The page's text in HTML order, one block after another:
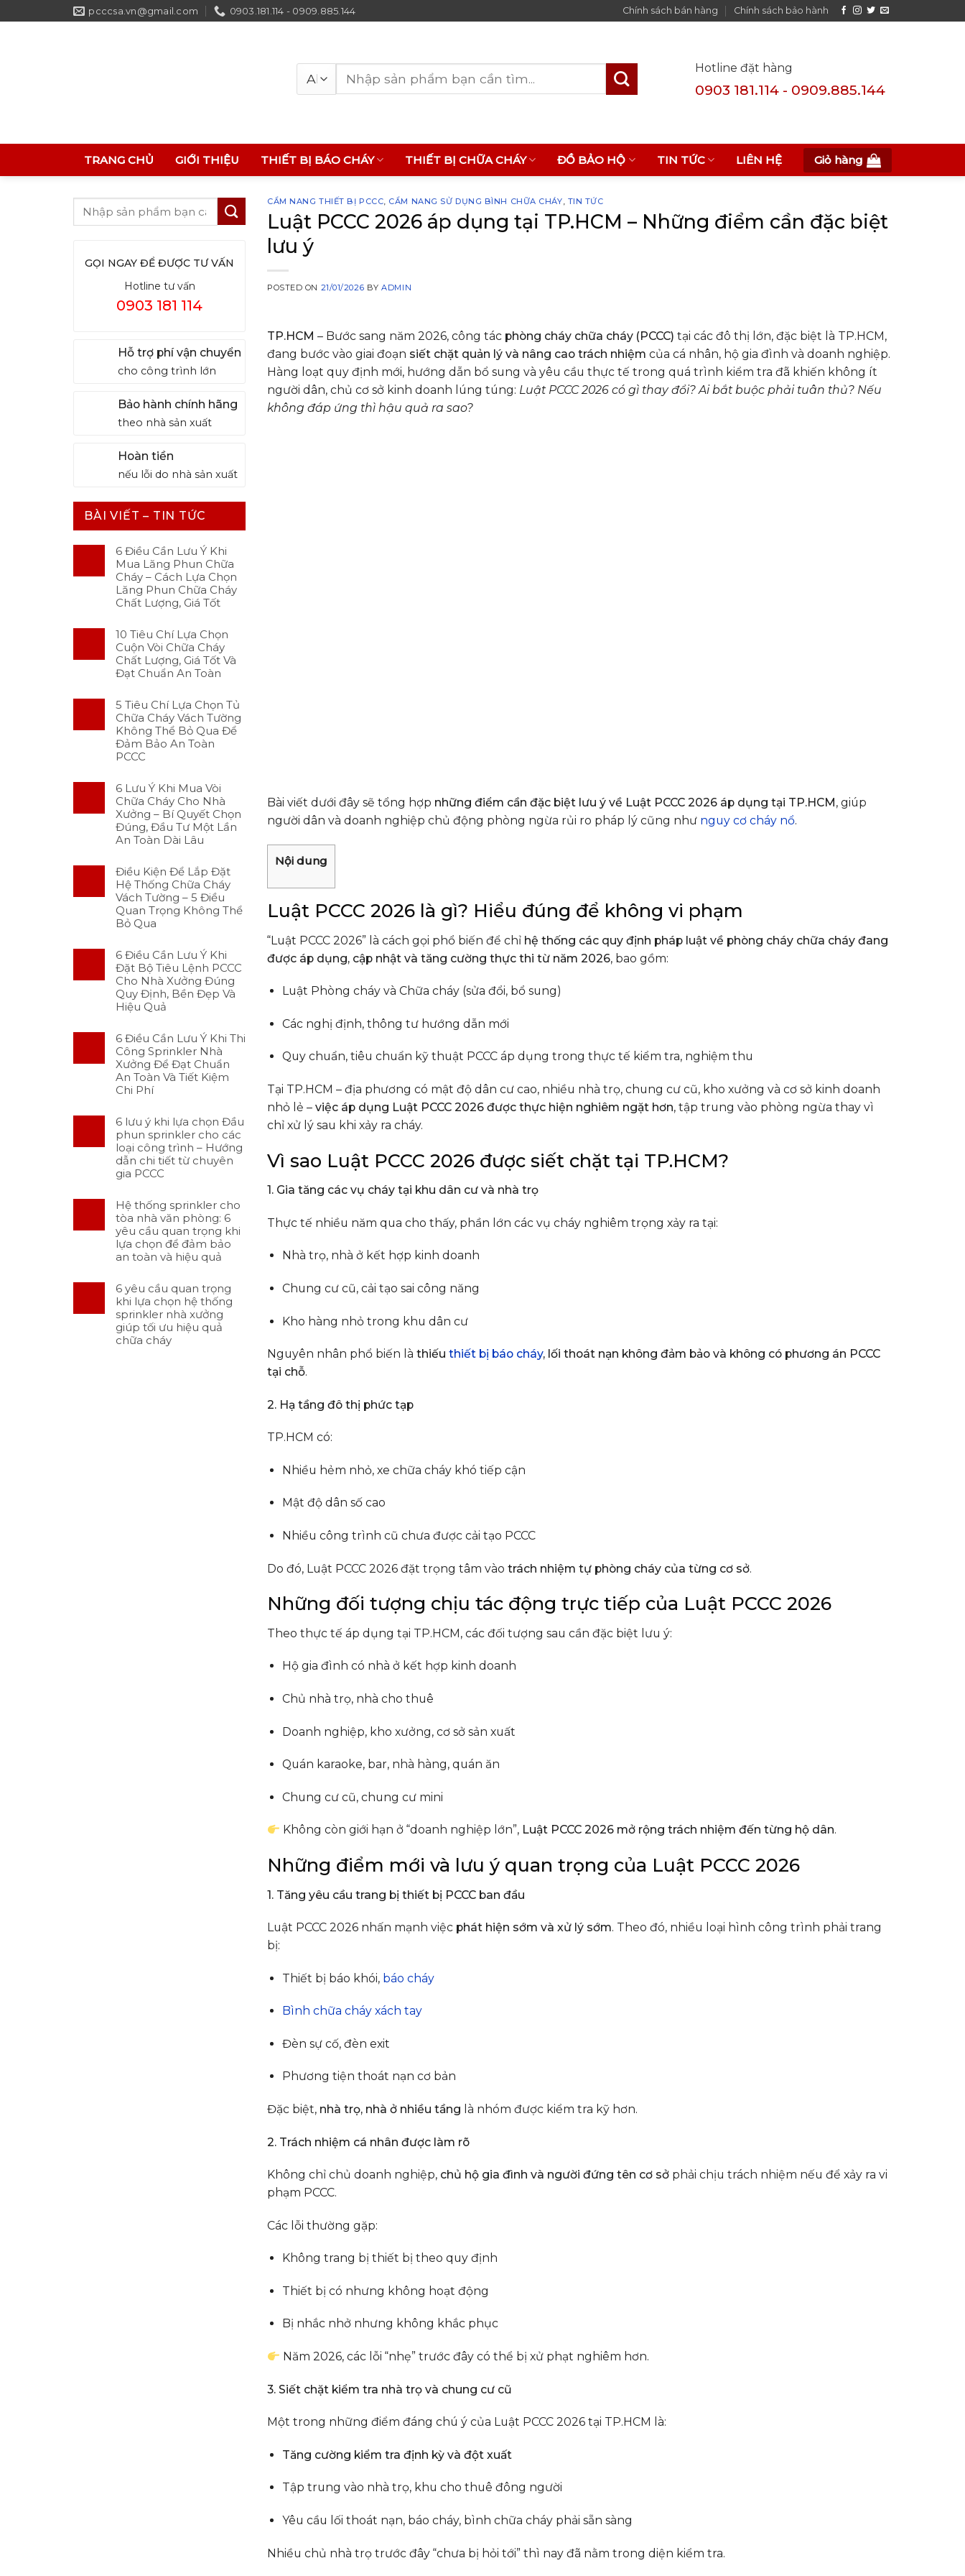
to
pcccsa.vn@gmail.com 0903.181.114 - 0909.885.144 Chính sách bán hàng Chính sách bảo hành
Tìm
kiếm:
Hotline đặt hàng
0903 181.114 - 0909.885.144
TRANG CHỦ GIỚI THIỆU THIẾT BỊ BÁO CHÁY THIẾT BỊ CHỮA CHÁY ĐỒ BẢO HỘ TIN TỨC LIÊN HỆ Giỏ hàng
GỌI NGAY ĐỂ ĐƯỢC TƯ VẤN
Hotline tư vấn
0903 181 114
Hỗ trợ phí vận chuyển
cho công trình lớn
Bảo hành chính hãng
theo nhà sản xuất
Hoàn tiền
nếu lỗi do nhà sản xuất
BÀI VIẾT – TIN TỨC
6 Điều Cần Lưu Ý Khi
Mua Lăng Phun Chữa
Cháy – Cách Lựa Chọn
Lăng Phun Chữa Cháy
Chất Lượng, Giá Tốt
10 Tiêu Chí Lựa Chọn
Cuộn Vòi Chữa Cháy
Chất Lượng, Giá Tốt Và
Đạt Chuẩn An Toàn
5 Tiêu Chí Lựa Chọn Tủ
Chữa Cháy Vách Tường
Không Thể Bỏ Qua Để
Đảm Bảo An Toàn
PCCC
6 Lưu Ý Khi Mua Vòi
Chữa Cháy Cho Nhà
Xưởng – Bí Quyết Chọn
Đúng, Đầu Tư Một Lần
An Toàn Dài Lâu
Điều Kiện Để Lắp Đặt
Hệ Thống Chữa Cháy
Vách Tường – 5 Điều
Quan Trọng Không Thể
Bỏ Qua
6 Điều Cần Lưu Ý Khi
Đặt Bộ Tiêu Lệnh PCCC
Cho Nhà Xưởng Đúng
Quy Định, Bền Đẹp Và
Hiệu Quả
6 Điều Cần Lưu Ý Khi Thi
Công Sprinkler Nhà
Xưởng Để Đạt Chuẩn
An Toàn Và Tiết Kiệm
Chi Phí
6 lưu ý khi lựa chọn Đầu
phun sprinkler cho các
loại công trình – Hướng
dẫn chi tiết từ chuyên
gia PCCC
Hệ thống sprinkler cho
tòa nhà văn phòng: 6
yêu cầu quan trọng khi
lựa chọn để đảm bảo
an toàn và hiệu quả
6 yêu cầu quan trọng
khi lựa chọn hệ thống
sprinkler nhà xưởng
giúp tối ưu hiệu quả
chữa cháy
CẨM NANG THIẾT BỊ PCCC, CẨM NANG SỬ DỤNG BÌNH CHỮA CHÁY, TIN TỨC
Luật PCCC 2026 áp dụng tại TP.HCM – Những điểm cần đặc biệt
lưu ý
POSTED ON 21/01/2026 BYADMIN
TP.HCM – Bước sang năm 2026, công tác phòng cháy chữa cháy (PCCC) tại các đô thị lớn, đặc biệt là TP.HCM,
đang bước vào giai đoạn siết chặt quản lý và nâng cao trách nhiệm của cá nhân, hộ gia đình và doanh nghiệp.
Hàng loạt quy định mới, hướng dẫn bổ sung và yêu cầu thực tế trong quá trình kiểm tra đã khiến không ít
người dân, chủ cơ sở kinh doanh lúng túng: Luật PCCC 2026 có gì thay đổi? Ai bắt buộc phải tuân thủ? Nếu
không đáp ứng thì hậu quả ra sao?
Bài viết dưới đây sẽ tổng hợp những điểm cần đặc biệt lưu ý về Luật PCCC 2026 áp dụng tại TP.HCM , giúp
người dân và doanh nghiệp chủ động phòng ngừa rủi ro pháp lý cũng như nguy cơ cháy nổ.
Nội dung
Luật PCCC 2026 là gì? Hiểu đúng để không vi phạm
“Luật PCCC 2026” là cách gọi phổ biến để chỉ hệ thống các quy định pháp luật về phòng cháy chữa cháy đang
được áp dụng, cập nhật và tăng cường thực thi từ năm 2026, bao gồm:
Luật Phòng cháy và Chữa cháy (sửa đổi, bổ sung)
Các nghị định, thông tư hướng dẫn mới
Quy chuẩn, tiêu chuẩn kỹ thuật PCCC áp dụng trong thực tế kiểm tra, nghiệm thu
Tại TP.HCM – địa phương có mật độ dân cư cao, nhiều nhà trọ, chung cư cũ, kho xưởng và cơ sở kinh doanh
nhỏ lẻ – việc áp dụng Luật PCCC 2026 được thực hiện nghiêm ngặt hơn, tập trung vào phòng ngừa thay vì
chỉ xử lý sau khi xảy ra cháy.
Vì sao Luật PCCC 2026 được siết chặt tại TP.HCM?
1. Gia tăng các vụ cháy tại khu dân cư và nhà trọ
Thực tế nhiều năm qua cho thấy, phần lớn các vụ cháy nghiêm trọng xảy ra tại:
Nhà trọ, nhà ở kết hợp kinh doanh
Chung cư cũ, cải tạo sai công năng
Kho hàng nhỏ trong khu dân cư
Nguyên nhân phổ biến là thiếu thiết bị báo cháy, lối thoát nạn không đảm bảo và không có phương án PCCC
tại chỗ.
2. Hạ tầng đô thị phức tạp
TP.HCM có:
Nhiều hẻm nhỏ, xe chữa cháy khó tiếp cận
Mật độ dân số cao
Nhiều công trình cũ chưa được cải tạo PCCC
Do đó, Luật PCCC 2026 đặt trọng tâm vào trách nhiệm tự phòng cháy của từng cơ sở.
Những đối tượng chịu tác động trực tiếp của Luật PCCC 2026
Theo thực tế áp dụng tại TP.HCM, các đối tượng sau cần đặc biệt lưu ý:
Hộ gia đình có nhà ở kết hợp kinh doanh
Chủ nhà trọ, nhà cho thuê
Doanh nghiệp, kho xưởng, cơ sở sản xuất
Quán karaoke, bar, nhà hàng, quán ăn
Chung cư cũ, chung cư mini
Không còn giới hạn ở “doanh nghiệp lớn”, Luật PCCC 2026 mở rộng trách nhiệm đến từng hộ dân.
Những điểm mới và lưu ý quan trọng của Luật PCCC 2026
1. Tăng yêu cầu trang bị thiết bị PCCC ban đầu
Luật PCCC 2026 nhấn mạnh việc phát hiện sớm và xử lý sớm. Theo đó, nhiều loại hình công trình phải trang
bị:
Thiết bị báo khói, báo cháy
Bình chữa cháy xách tay
Đèn sự cố, đèn exit
Phương tiện thoát nạn cơ bản
Đặc biệt, nhà trọ, nhà ở nhiều tầng là nhóm được kiểm tra kỹ hơn.
2. Trách nhiệm cá nhân được làm rõ
Không chỉ chủ doanh nghiệp, chủ hộ gia đình và người đứng tên cơ sở phải chịu trách nhiệm nếu để xảy ra vi
phạm PCCC.
Các lỗi thường gặp:
Không trang bị thiết bị theo quy định
Thiết bị có nhưng không hoạt động
Bị nhắc nhở nhưng không khắc phục
Năm 2026, các lỗi “nhẹ” trước đây có thể bị xử phạt nghiêm hơn.
3. Siết chặt kiểm tra nhà trọ và chung cư cũ
Một trong những điểm đáng chú ý của Luật PCCC 2026 tại TP.HCM là:
Tăng cường kiểm tra định kỳ và đột xuất
Tập trung vào nhà trọ, khu cho thuê đông người
Yêu cầu lối thoát nạn, báo cháy, bình chữa cháy phải sẵn sàng
Nhiều chủ nhà trọ trước đây “chưa bị hỏi tới” thì nay đã nằm trong diện kiểm tra.